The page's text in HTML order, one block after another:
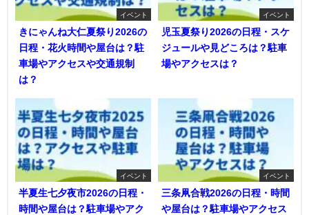
イベント
きにゃんね大仁夏祭り2026の
日程・花火時間や屋台は？駐
車場やアクセスや交通規制
は？
イベント
児玉夏祭り2026の日程・スケ
ジュールや見どころは？駐車
場やアクセスは？
イベント
半夏生七夕夜市2026の日程・
時間や屋台は？駐車場やアク
イベント
三条凧合戦2026の日程・時間
や屋台は？駐車場やアクセス